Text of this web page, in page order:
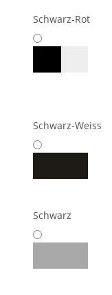
Schwarz-Rot
Schwarz-Weiss
Schwarz